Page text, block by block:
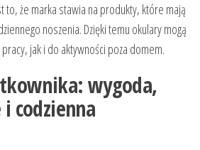
to, że marka stawia na produkty, które mają
noszenia. Dzięki temu okulary mogą
jak i do aktywności poza domem.
wygoda,
codzienna